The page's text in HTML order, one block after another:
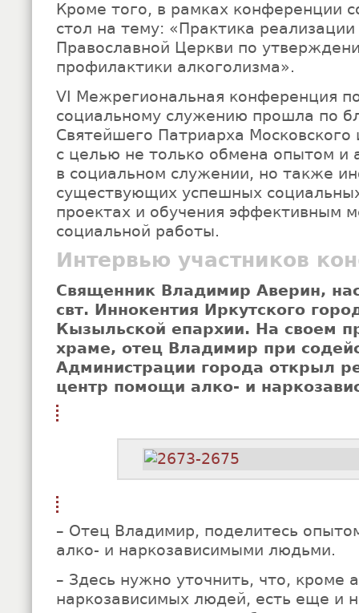
Кроме того, в рамках конференции
стол на тему: «Практика
Православной Церкви по
профилактики алкоголизма».
VI Межрегиональная конференция
социальному служению прошла по
Святейшего Патриарха Московского
с целью не только обмена опытом и
в социальном служении, но также
существующих успешных
проектах и обучения эффективным
социальной работы.
Интервью участников
Священник Владимир Аверин,
свт. Иннокентия Иркутского
Кызыльской епархии. На своем
храме, отец Владимир при
Администрации города открыл
центр помощи алко- и
– Отец Владимир, поделитесь
алко- и наркозависимыми людьми.
– Здесь нужно уточнить, что, кроме
наркозависимых людей, есть еще и